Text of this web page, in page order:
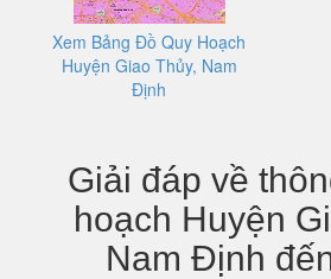
Xem Bảng Đồ Quy Hoạch
Huyện Giao Thủy, Nam
Định
Giải đáp về
hoạch Huyện
Nam Định